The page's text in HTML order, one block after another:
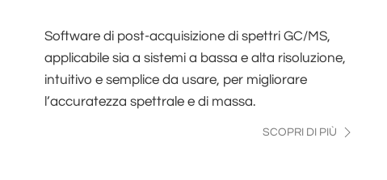
Software di post-acquisizione di spettri GC/MS,
applicabile sia a sistemi a bassa e alta risoluzione,
intuitivo e semplice da usare, per migliorare
l’accuratezza spettrale e di massa.
SCOPRI DI PIÙ